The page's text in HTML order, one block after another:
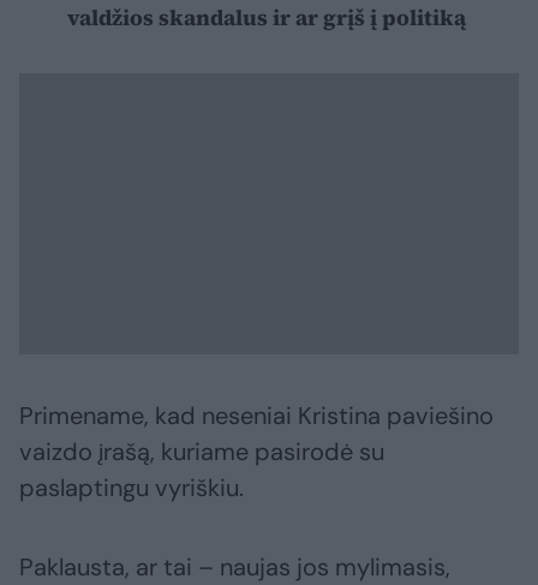
valdžios skandalus ir ar grįš į politiką
Primename, kad neseniai Kristina paviešino
vaizdo įrašą, kuriame pasirodė su
paslaptingu vyriškiu.
Paklausta, ar tai – naujas jos mylimasis,